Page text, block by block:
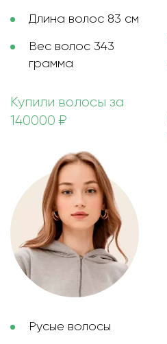
Длина волос 83 см
Вес волос 343
грамма
Купили волосы за
140000 ₽
Русые волосы